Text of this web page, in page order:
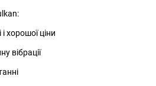
хорошої ціни
вібрації